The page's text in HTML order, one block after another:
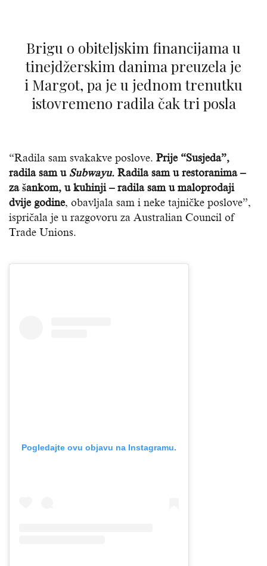
Brigu o obiteljskim financijama u
tinejdžerskim danima preuzela je
i Margot, pa je u jednom trenutku
istovremeno radila čak tri posla
“Radila sam svakakve poslove. Prije “Susjeda”,
radila sam u Subwayu. Radila sam u restoranima –
za šankom, u kuhinji – radila sam u maloprodaji
dvije godine, obavljala sam i neke tajničke poslove”,
ispričala je u razgovoru za Australian Council of
Trade Unions.
Pogledajte ovu objavu na Instagramu.